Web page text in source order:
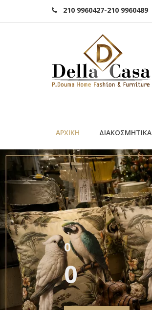
210 9960427-210 9960489
ΑΡΧΙΚΗ ΔΙΑΚΟΣΜΗΤΙΚΑ
0
0